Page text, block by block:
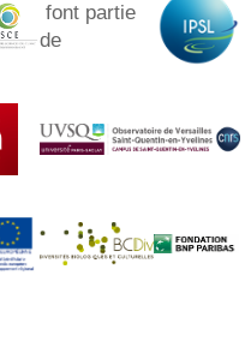
font partie
de